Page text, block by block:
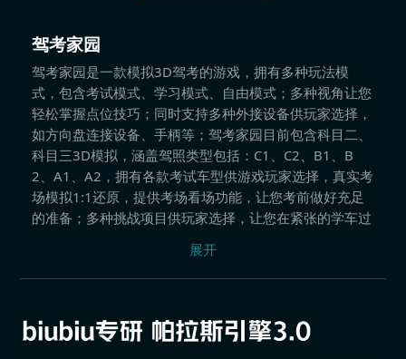
驾考家园
驾考家园是一款模拟3D驾考的游戏，拥有多种玩法模
式，包含考试模式、学习模式、自由模式；多种视角让您
轻松掌握点位技巧；同时支持多种外接设备供玩家选择，
如方向盘连接设备、手柄等；驾考家园目前包含科目二、
科目三3D模拟，涵盖驾照类型包括：C1、C2、B1、B
2、A1、A2，拥有各款考试车型供游戏玩家选择，真实考
场模拟1:1还原，提供考场看场功能，让您考前做好充足
的准备；多种挑战项目供玩家选择，让您在紧张的学车过
展开